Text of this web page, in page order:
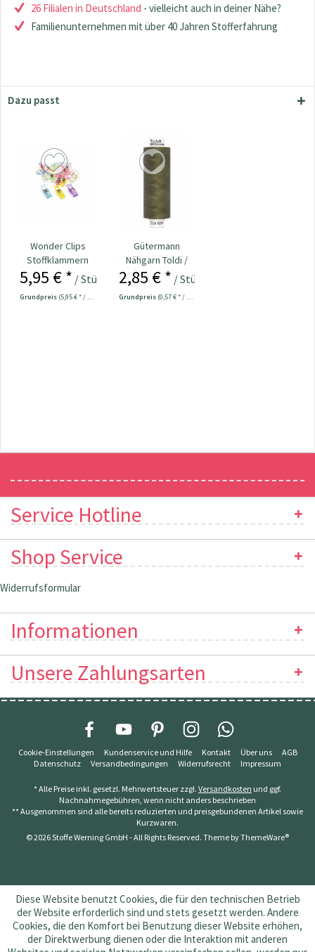
26 Filialen in Deutschland - vielleicht auch in deiner Nähe?
Familienunternehmen mit über 40 Jahren Stofferfahrung
Dazu passt
Wonder Clips
Stoffklammern
klein - 20 Stück
5,95 € * / Stück
Grundpreis (5,95 € * / 1 Stück)
Gütermann
Nähgarn Toldi /
500m schilf col.
2,85 € * / Stück
Grundpreis (0,57 € * / 100 Meter)
Service Hotline
Shop Service
Widerrufsformular
Informationen
Unsere Zahlungsarten
Cookie-Einstellungen Kundenservice und Hilfe Kontakt Über uns
AGB
Datenschutz
Versandbedingungen Widerrufsrecht Impressum
* Alle Preise inkl. gesetzl. Mehrwertsteuer zzgl. Versandkosten und ggf.
Nachnahmegebühren, wenn nicht anders beschrieben
** Ausgenommen sind alle bereits reduzierten und preisgebundenen Artikel sowie
Kurzwaren.
© 2026 Stoffe Werning GmbH - All Rights Reserved. Theme byThemeWare®
Diese Website benutzt Cookies, die für den technischen Betrieb
der Website erforderlich sind und stets gesetzt werden. Andere
Cookies, die den Komfort bei Benutzung dieser Website erhöhen,
der Direktwerbung dienen oder die Interaktion mit anderen